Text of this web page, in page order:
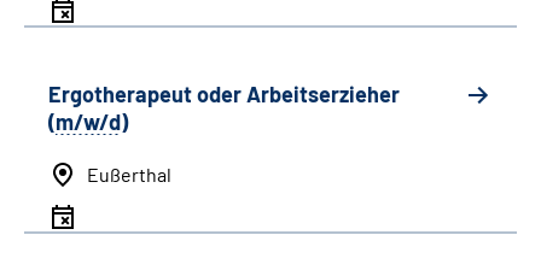
Ergotherapeut oder Arbeitserzieher
(m/w/d)
Eußerthal